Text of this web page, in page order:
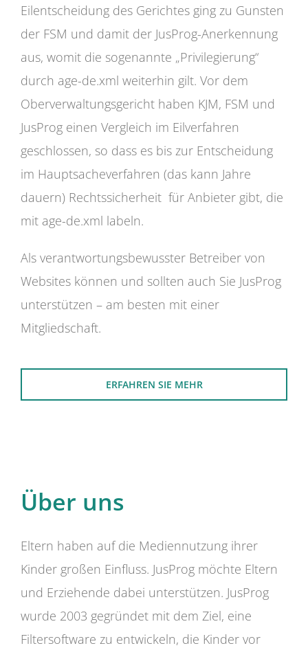
Eilentscheidung des Gerichtes ging zu Gunsten
der FSM und damit der JusProg-Anerkennung
aus, womit die sogenannte „Privilegierung“
durch age-de.xml weiterhin gilt. Vor dem
Oberverwaltungsgericht haben KJM, FSM und
JusProg einen Vergleich im Eilverfahren
geschlossen, so dass es bis zur Entscheidung
im Hauptsacheverfahren (das kann Jahre
dauern) Rechtssicherheit für Anbieter gibt, die
mit age-de.xml labeln.
Als verantwortungsbewusster Betreiber von
Websites können und sollten auch Sie JusProg
unterstützen – am besten mit einer
Mitgliedschaft.
ERFAHREN SIE MEHR
Über uns
Eltern haben auf die Mediennutzung ihrer
Kinder großen Einfluss. JusProg möchte Eltern
und Erziehende dabei unterstützen. JusProg
wurde 2003 gegründet mit dem Ziel, eine
Filtersoftware zu entwickeln, die Kinder vor